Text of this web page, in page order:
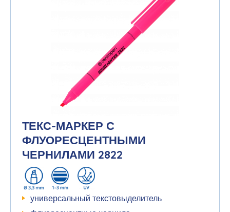
ТЕКС-МАРКЕР С
ФЛУОРЕСЦЕНТНЫМИ
ЧЕРНИЛАМИ 2822
универсальный текстовыделитель